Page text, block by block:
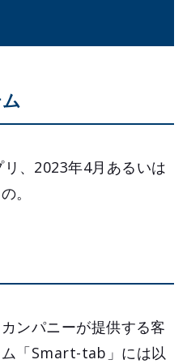
、2023年4月あるいは
。
ンパニーが提供する客
「Smart-tab」には以